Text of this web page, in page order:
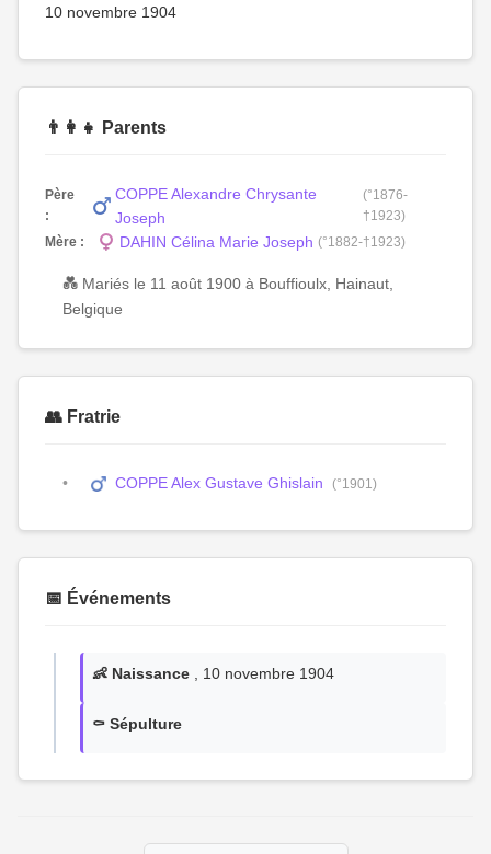
10 novembre 1904
👨‍👩‍👧 Parents
Père
:
COPPE Alexandre Chrysante
Joseph
(°1876-
†1923)
Mère :
DAHIN Célina Marie Joseph (°1882-†1923)
💑 Mariés le 11 août 1900 à Bouffioulx, Hainaut,
Belgique
👥 Fratrie
COPPE Alex Gustave Ghislain (°1901)
📅 Événements
👶 Naissance , 10 novembre 1904
⚰️ Sépulture